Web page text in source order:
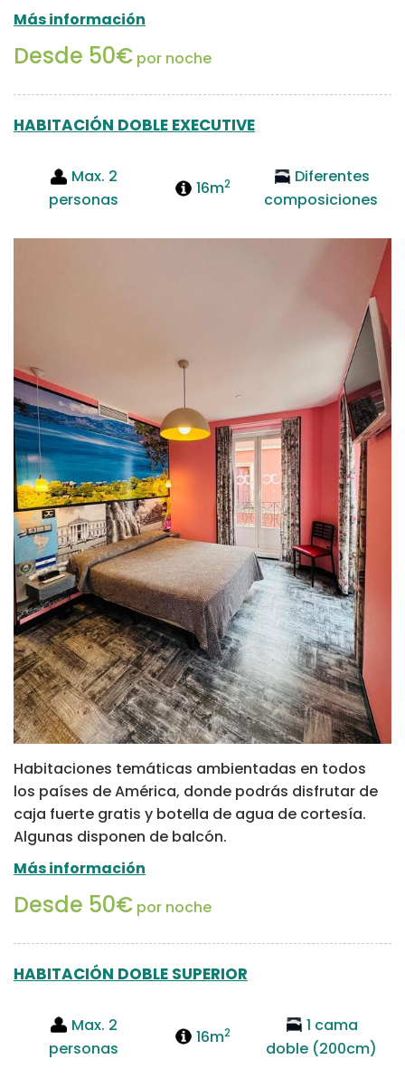
Más información
Desde 50€ por noche
HABITACIÓN DOBLE EXECUTIVE
Max. 2
personas
16m2
Diferentes
composiciones
Habitaciones temáticas ambientadas en todos
los países de América, donde podrás disfrutar de
caja fuerte gratis y botella de agua de cortesía.
Algunas disponen de balcón.
Más información
Desde 50€ por noche
HABITACIÓN DOBLE SUPERIOR
Max. 2
personas
16m2
1 cama
doble (200cm)